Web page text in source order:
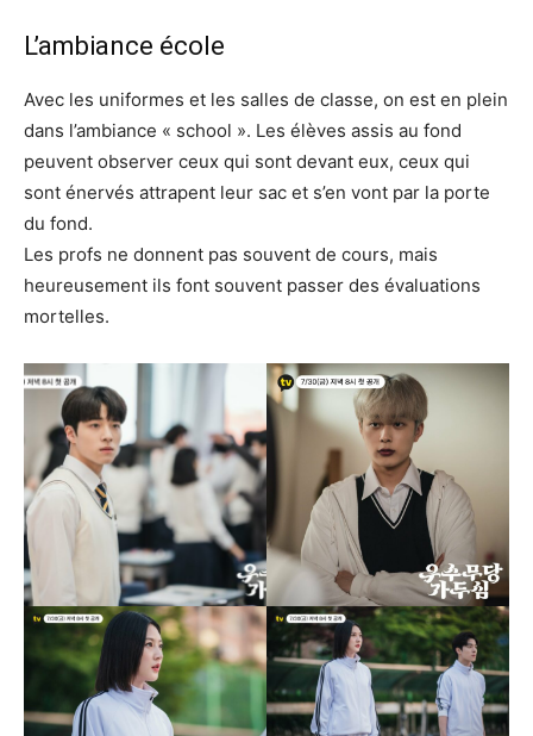
L’ambiance école
Avec les uniformes et les salles de classe, on est en plein
dans l’ambiance « school ». Les élèves assis au fond
peuvent observer ceux qui sont devant eux, ceux qui
sont énervés attrapent leur sac et s’en vont par la porte
du fond.
Les profs ne donnent pas souvent de cours, mais
heureusement ils font souvent passer des évaluations
mortelles.